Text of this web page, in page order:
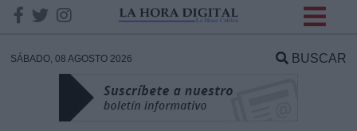
SÁBADO, 08 AGOSTO 2026 BUSCAR
DATOS
Responsable: